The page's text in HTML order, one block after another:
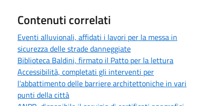
Contenuti correlati
Eventi alluvionali, affidati i lavori per la messa in
sicurezza delle strade danneggiate
Biblioteca Baldini, firmato il Patto per la lettura
Accessibilità, completati gli interventi per
l’abbattimento delle barriere architettoniche in vari
punti della città